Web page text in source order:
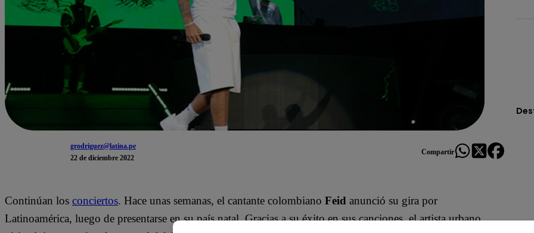
grodriguez@latina.pe
22 de diciembre 2022
Compartir
Continúan los conciertos. Hace unas semanas, el cantante colombiano Feid anunció su gira por
Latinoamérica, luego de presentarse en su país natal. Gracias a su éxito en sus canciones, el artista urbano